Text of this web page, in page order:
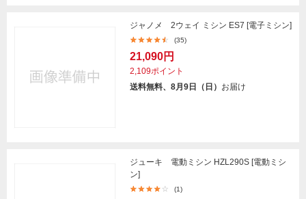
ジャノメ 2ウェイ ミシン ES7 [電子ミシン]
(35)
21,090円
2,109ポイント
送料無料、8月9日（日） お届け
ジューキ 電動ミシン HZL290S [電動ミシ
ン]
(1)